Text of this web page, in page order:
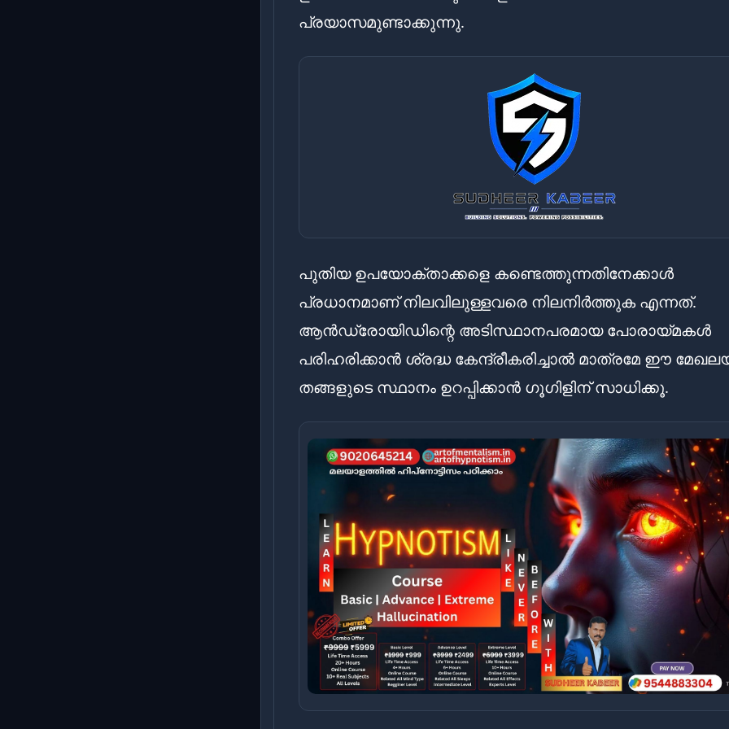
പ്രയാസമുണ്ടാക്കുന്നു.
പുതിയ ഉപയോക്താക്കളെ കണ്ടെത്തുന്നതിനേക്കാൾ
പ്രധാനമാണ് നിലവിലുള്ളവരെ നിലനിർത്തുക എന്നത്.
ആൻഡ്രോയിഡിന്റെ അടിസ്ഥാനപരമായ പോരായ്മകൾ
പരിഹരിക്കാൻ ശ്രദ്ധ കേന്ദ്രീകരിച്ചാൽ മാത്രമേ ഈ
തങ്ങളുടെ സ്ഥാനം ഉറപ്പിക്കാൻ ഗൂഗിളിന് സാധിക്കൂ.